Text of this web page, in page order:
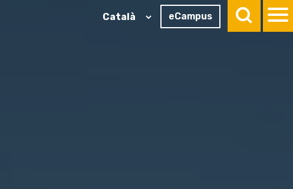
eCampus